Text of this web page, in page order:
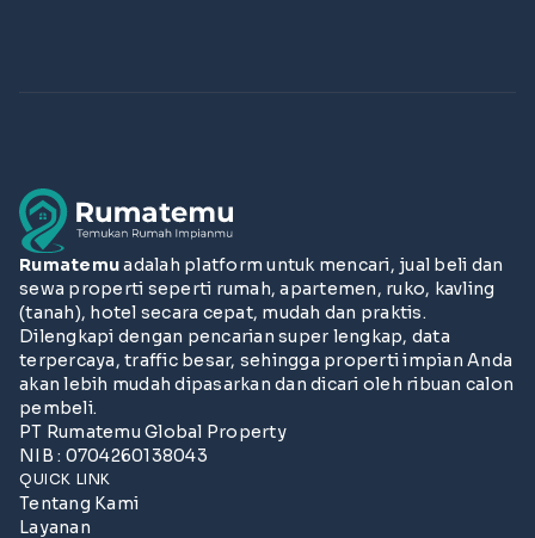
Rumatemuadalah platform untuk mencari, jual beli dan
sewa properti seperti rumah, apartemen, ruko, kavling
(tanah), hotel secara cepat, mudah dan praktis.
Dilengkapi dengan pencarian super lengkap, data
terpercaya, traffic besar, sehingga properti impian Anda
akan lebih mudah dipasarkan dan dicari oleh ribuan calon
pembeli.
PT Rumatemu Global Property
NIB : 0704260138043
QUICK LINK
Tentang Kami
Layanan